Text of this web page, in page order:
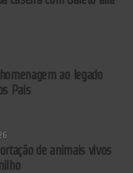
nos preços
ao legado
Pais
de animais vivos